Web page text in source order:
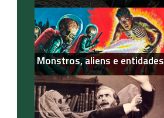
Monstros, aliens e entidades